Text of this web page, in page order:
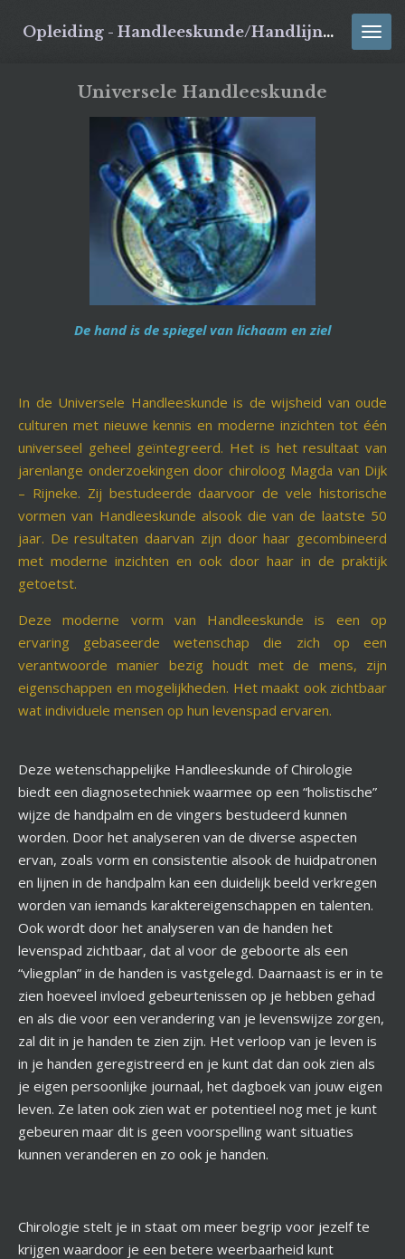
direct
Opleiding - Handleeskunde/Handlijnkunde/Handlezen
Universele Handleeskunde
De hand is de spiegel van lichaam en ziel
In de Universele Handleeskunde is de wijsheid van oude
culturen met nieuwe kennis en moderne inzichten tot één
universeel geheel geïntegreerd. Het is het resultaat van
jarenlange onderzoekingen door chiroloog Magda van Dijk
– Rijneke. Zij bestudeerde daarvoor de vele historische
vormen van Handleeskunde alsook die van de laatste 50
jaar. De resultaten daarvan zijn door haar gecombineerd
met moderne inzichten en ook door haar in de praktijk
getoetst.
Deze moderne vorm van Handleeskunde is een op
ervaring gebaseerde wetenschap die zich op een
verantwoorde manier bezig houdt met de mens, zijn
eigenschappen en mogelijkheden. Het maakt ook zichtbaar
wat individuele mensen op hun levenspad ervaren.
Deze wetenschappelijke Handleeskunde of Chirologie
biedt een diagnosetechniek waarmee op een “holistische”
wijze de handpalm en de vingers bestudeerd kunnen
worden. Door het analyseren van de diverse aspecten
ervan, zoals vorm en consistentie alsook de huidpatronen
en lijnen in de handpalm kan een duidelijk beeld verkregen
worden van iemands karaktereigenschappen en talenten.
Ook wordt door het analyseren van de handen het
levenspad zichtbaar, dat al voor de geboorte als een
“vliegplan” in de handen is vastgelegd. Daarnaast is er in te
zien hoeveel invloed gebeurtenissen op je hebben gehad
en als die voor een verandering van je levenswijze zorgen,
zal dit in je handen te zien zijn. Het verloop van je leven is
in je handen geregistreerd en je kunt dat dan ook zien als
je eigen persoonlijke journaal, het dagboek van jouw eigen
leven. Ze laten ook zien wat er potentieel nog met je kunt
gebeuren maar dit is geen voorspelling want situaties
kunnen veranderen en zo ook je handen.
Chirologie stelt je in staat om meer begrip voor jezelf te
krijgen waardoor je een betere weerbaarheid kunt